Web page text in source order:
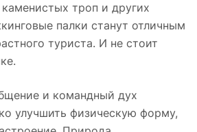
троп и других
палки станут отличным
туриста. И не стоит
и командный дух
улучшить физическую форму,